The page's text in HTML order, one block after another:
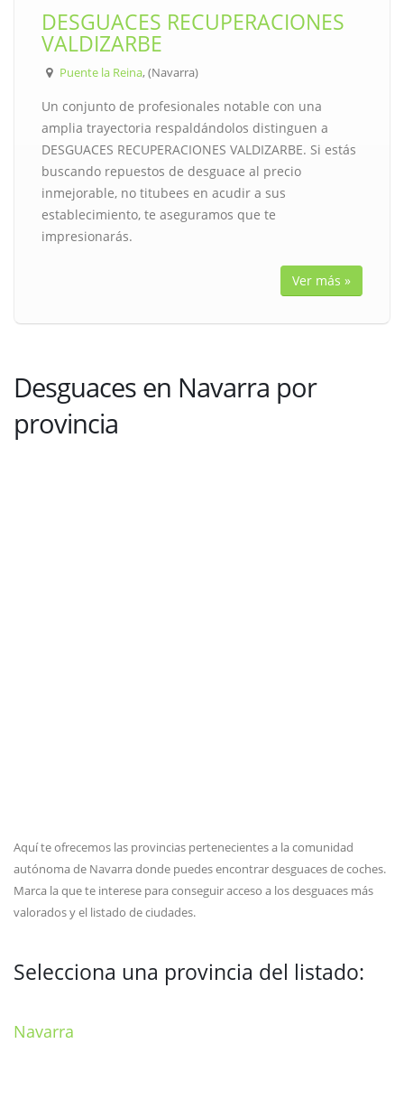
DESGUACES RECUPERACIONES
VALDIZARBE
Puente la Reina, (Navarra)
Un conjunto de profesionales notable con una
amplia trayectoria respaldándolos distinguen a
DESGUACES RECUPERACIONES VALDIZARBE. Si estás
buscando repuestos de desguace al precio
inmejorable, no titubees en acudir a sus
establecimiento, te aseguramos que te
impresionarás.
Ver más »
Desguaces en Navarra por
provincia
Aquí te ofrecemos las provincias pertenecientes a la comunidad
autónoma de Navarra donde puedes encontrar desguaces de coches.
Marca la que te interese para conseguir acceso a los desguaces más
valorados y el listado de ciudades.
Selecciona una provincia del listado:
Navarra